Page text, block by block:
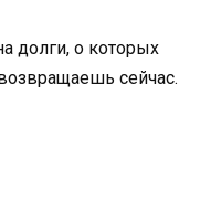
долги, о которых
сейчас.